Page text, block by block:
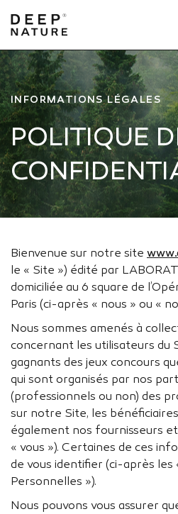
INFORMATIONS LÉGALES
POLITIQUE
Bienvenue sur notre site
le « Site ») édité par
domiciliée au 6 square de
Paris (ci-après « nous » ou «
Nous sommes amenés à
concernant les utilisateurs du
gagnants des jeux concours
qui sont organisés par nos
(professionnels ou non) des
sur notre Site, les
également nos fournisseurs
« vous »). Certaines de ces
de vous identifier (ci-après les
Personnelles »).
Nous pouvons vous assurer